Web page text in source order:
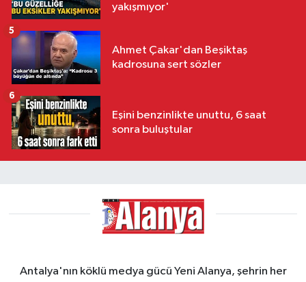
yakışmıyor'
Ahmet Çakar'dan Beşiktaş
kadrosuna sert sözler
5
Eşini benzinlikte unuttu, 6 saat
sonra buluştular
6
Antalya'nın köklü medya gücü Yeni Alanya, şehrin her